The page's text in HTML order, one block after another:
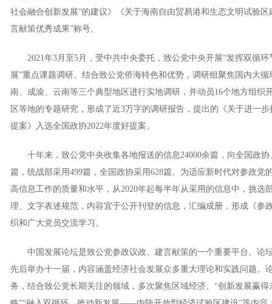
社会融合创新发展”的建议》《关于海南自由贸易港和生态文明试验
言献策优秀成果”称号。
2021年3月至5月，受中共中央委托，致公党中央开展“发挥双循环
展”重点课题调研。结合致公党侨海特色和优势，调研组聚焦国内大
南、成渝、云南等三个典型地区进行实地调研，并动员16个地方组织
区等地的专题研究，形成了近3万字的调研报告，提出的《关于进一
提案》入选全国政协2022年度好提案。
十年来，致公党中央收集各地报送的信息24000余篇，向全国政协
篇，统战部采用499篇，全国政协采用628篇。为适应新时代对参政党
高信息工作的质量和水平，从2020年起每半年从采用的信息中，挑选
理、文字表述规范，内容宜于公开刊登的信息，汇编成册，形成《参
织和广大党员交流学习。
中国发展论坛是致公党参政议政、建言献策的一个重要平台。论
先后举办十一届，内容涵盖经济社会发展众多重大理论和实践问题。
务，结合致公党长期关注的领域，多次聚焦区域经济、“创新发展赢